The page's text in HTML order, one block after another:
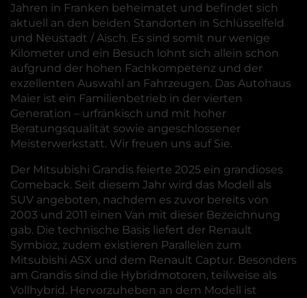
Jahren in Franken beheimatet und befindet sich
aktuell an den beiden Standorten in Schlüsselfeld
und Neustadt / Aisch. Es sind somit nur wenige
Kilometer und ein Besuch lohnt sich allein schon
aufgrund der hohen Fachkompetenz und der
exzellenten Auswahl an Fahrzeugen. Das Autohaus
Maier ist ein Familienbetrieb in der vierten
Generation – urfränkisch und mit hoher
Beratungsqualität sowie angeschlossener
Meisterwerkstatt. Wir freuen uns auf Sie.
Der Mitsubishi Grandis feierte 2025 ein grandioses
Comeback. Seit diesem Jahr wird das Modell als
SUV angeboten, nachdem es zuvor bereits von
2003 und 2011 einen Van mit dieser Bezeichnung
gab. Die technische Basis liefert der Renault
Symbioz, zudem existieren Parallelen zum
Mitsubishi ASX und dem Renault Captur. Besonders
am Grandis sind die Hybridmotoren, teilweise als
Vollhybrid. Hervorzuheben an dem Modell ist